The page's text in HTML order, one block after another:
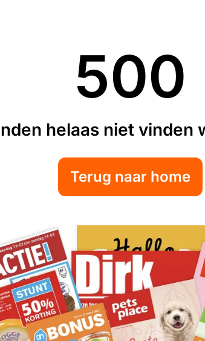
500
helaas niet vinden
Terug naar home